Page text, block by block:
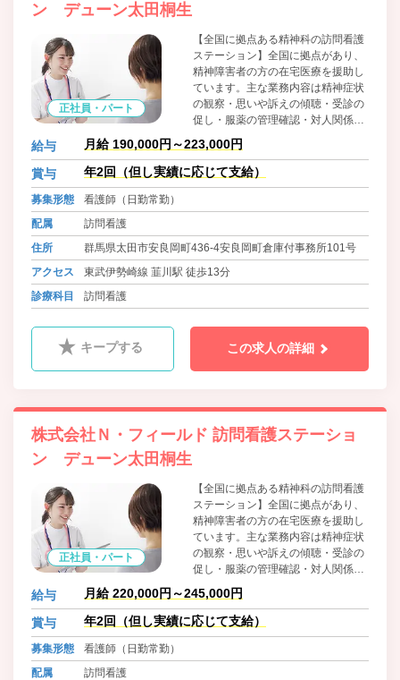
ン デューン太田桐生
正社員・パート
【全国に拠点ある精神科の訪問看護
ステーション】全国に拠点があり、
精神障害者の方の在宅医療を援助し
ています。主な業務内容は精神症状
の観察・思いや訴えの傾聴・受診の
促し・服薬の管理確認・対人関係日
常生活の支援です。今後も全国に拠
点を増やしていき、看護師の管理者
の登用も積極的に行なって参りま
す。
給与 月給 190,000円～223,000円
賞与 年2回（但し実績に応じて支給）
募集形態
看護師（日勤常勤）
配属
訪問看護
住所
群馬県太田市安良岡町436-4安良岡町倉庫付事務所101号
アクセス
東武伊勢崎線 韮川駅 徒歩13分
診療科目
訪問看護
キープする この求人の詳細
株式会社Ｎ・フィールド 訪問看護ステーショ
ン デューン太田桐生
正社員・パート
【全国に拠点ある精神科の訪問看護
ステーション】全国に拠点があり、
精神障害者の方の在宅医療を援助し
ています。主な業務内容は精神症状
の観察・思いや訴えの傾聴・受診の
促し・服薬の管理確認・対人関係日
常生活の支援です。今後も全国に拠
点を増やしていき、看護師の管理者
の登用も積極的に行なって参りま
給与 月給 220,000円～245,000円
賞与 年2回（但し実績に応じて支給）
募集形態
看護師（日勤常勤）
配属
訪問看護